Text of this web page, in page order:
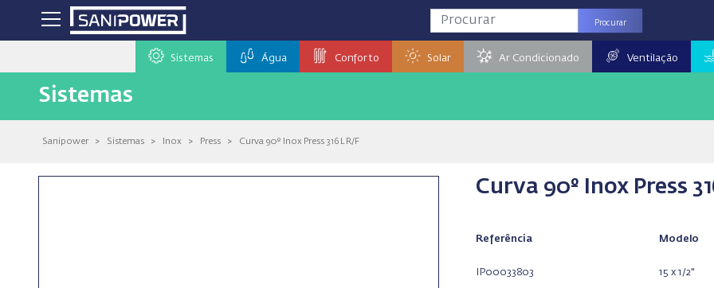
Procurar
Sistemas Água Conforto Solar Ar Condicionado Ventilação
Sistemas
Sanipower > Sistemas > Inox > Press > Curva 90º Inox Press 316 L R/F
Curva 90º Inox Press
Referência Modelo
IP00033803 15 x 1/2"